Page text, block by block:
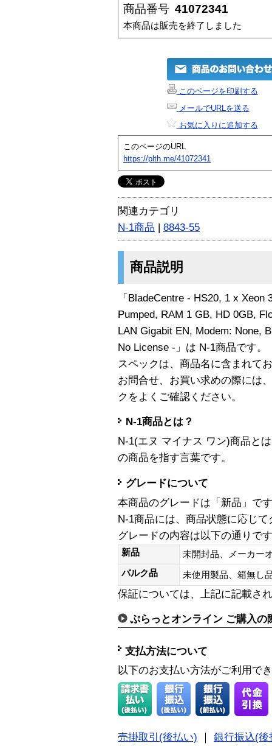
商品番号 41072341
本商品は販売を終了しました
このページを印刷する
メールでURLを送る
お気に入りに追加する
このページのURL
https://plth.me/41072341
関連カテゴリ
N-1商品 | 8843-55
商品説明
「BladeCentre - HS20, 1 x
Pumped, RAM 1 GB, HD 0GB,
LAN Gigabit EN, Modem: None,
No License -」は N-1商品です。
スペックは、商品名に含まれて
お問合せ、お買い求めの際には
クをよくご確認ください。
N-1商品とは？
N-1(エヌ マイナス ワン)商品と
の商品を指す言葉です。
グレードについて
本商品のグレードは「新品」です
N-1商品には、商品状態に応じ
グレードの内容は以下の通りで
新品
未開封品、メーカー
バルク品
未使用製品、箱無
保証については、上記に記載さ
ぷらっとオンライン ご購入の
支払方法について
以下のお支払い方法がご利用で
売掛取引(後払い)
銀行振込(後